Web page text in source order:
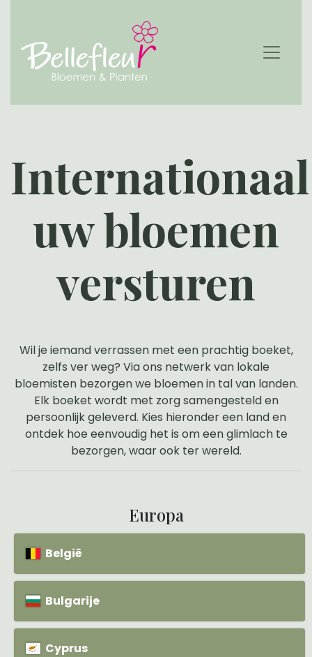
Internationaal
uw bloemen
versturen
Wil je iemand verrassen met een prachtig boeket,
zelfs ver weg? Via ons netwerk van lokale
bloemisten bezorgen we bloemen in tal van landen.
Elk boeket wordt met zorg samengesteld en
persoonlijk geleverd. Kies hieronder een land en
ontdek hoe eenvoudig het is om een glimlach te
bezorgen, waar ook ter wereld.
Europa
België
Bulgarije
Cyprus